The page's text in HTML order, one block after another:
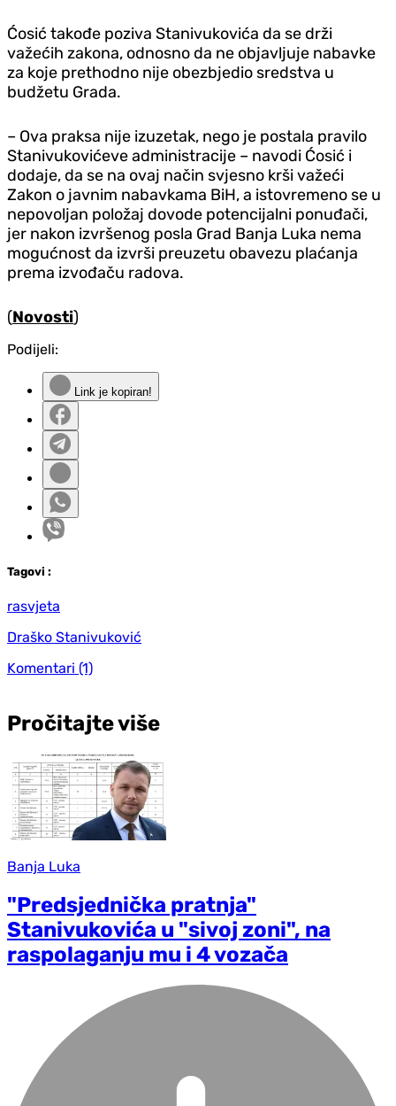
Ćosić takođe poziva Stanivukovića da se drži
važećih zakona, odnosno da ne objavljuje nabavke
za koje prethodno nije obezbjedio sredstva u
budžetu Grada.
– Ova praksa nije izuzetak, nego je postala pravilo
Stanivukovićeve administracije – navodi Ćosić i
dodaje, da se na ovaj način svjesno krši važeći
Zakon o javnim nabavkama BiH, a istovremeno se u
nepovoljan položaj dovode potencijalni ponuđači,
jer nakon izvršenog posla Grad Banja Luka nema
mogućnost da izvrši preuzetu obavezu plaćanja
prema izvođaču radova.
(Novosti)
Podijeli:
Link je kopiran!
Tagovi :
rasvjeta
Draško Stanivuković
Komentari (1)
Pročitajte više
Banja Luka
"Predsjednička pratnja"
Stanivukovića u "sivoj zoni", na
raspolaganju mu i 4 vozača